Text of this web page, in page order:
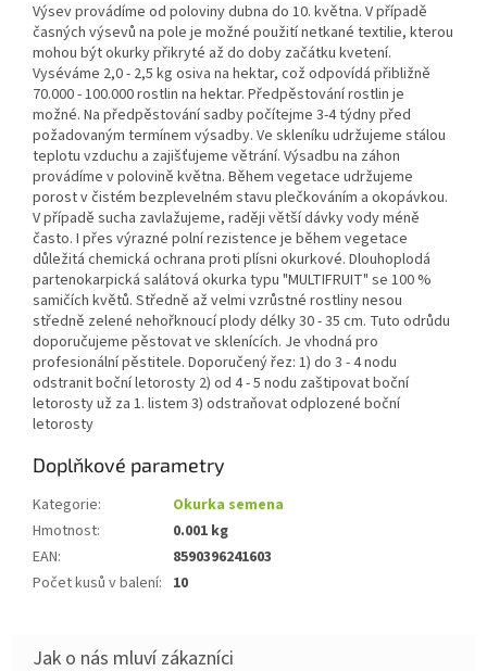
Výsev provádíme od poloviny dubna do 10. května. V případě
časných výsevů na pole je možné použití netkané textilie, kterou
mohou být okurky přikryté až do doby začátku kvetení.
Vyséváme 2,0 - 2,5 kg osiva na hektar, což odpovídá přibližně
70.000 - 100.000 rostlin na hektar. Předpěstování rostlin je
možné. Na předpěstování sadby počítejme 3-4 týdny před
požadovaným termínem výsadby. Ve skleníku udržujeme stálou
teplotu vzduchu a zajišťujeme větrání. Výsadbu na záhon
provádíme v polovině května. Během vegetace udržujeme
porost v čistém bezplevelném stavu plečkováním a okopávkou.
V případě sucha zavlažujeme, raději větší dávky vody méně
často. I přes výrazné polní rezistence je během vegetace
důležitá chemická ochrana proti plísni okurkové. Dlouhoplodá
partenokarpická salátová okurka typu "MULTIFRUIT" se 100 %
samičích květů. Středně až velmi vzrůstné rostliny nesou
středně zelené nehořknoucí plody délky 30 - 35 cm. Tuto odrůdu
doporučujeme pěstovat ve sklenících. Je vhodná pro
profesionální pěstitele. Doporučený řez: 1) do 3 - 4 nodu
odstranit boční letorosty 2) od 4 - 5 nodu zaštipovat boční
letorosty už za 1. listem 3) odstraňovat odplozené boční
letorosty
Doplňkové parametry
Kategorie:
Okurka semena
Hmotnost:
0.001 kg
EAN:
8590396241603
Počet kusů v balení: 10